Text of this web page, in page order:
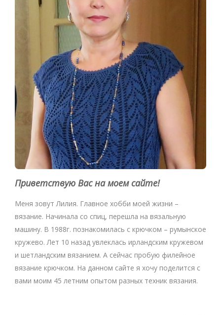
Приветствую Вас на моем сайте!
Меня зовут Лилия. Главное хобби моей жизни –
вязание. Начинала со спиц, перешла на вязальную
машину. В 1988г. познакомилась с крючком – румынское
кружево. Лет 10 назад увлеклась ирландским кружевом
и шетландским вязанием. А сейчас пробую филейное
вязание крючком. На данном сайте я хочу поделится с
вами моим 45 летним опытом разных техник вязания.